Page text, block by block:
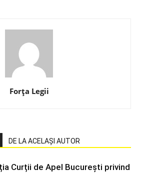
Forța Legii
DE LA ACELAȘI AUTOR
Curții de Apel București privind